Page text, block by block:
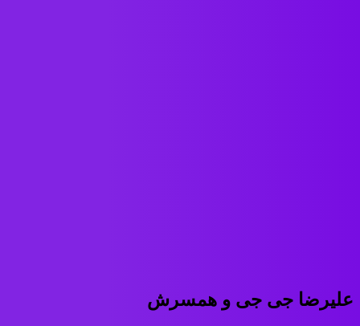
علیرضا جی جی و همسرش